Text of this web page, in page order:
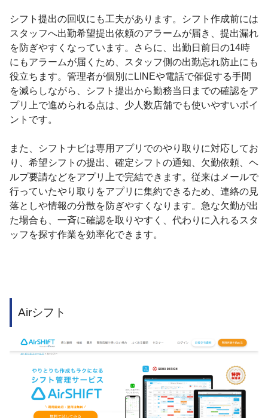
シフト提出の回収にも工夫があります。シフト作成前には
スタッフへ出勤希望提出依頼のアラームが届き、提出漏れ
を防ぎやすくなっています。さらに、出勤日前日の14時
にもアラームが届くため、スタッフ側の出勤忘れ防止にも
役立ちます。管理者が個別にLINEや電話で催促する手間
を減らしながら、シフト提出から勤務当日までの確認をア
プリ上で進められる点は、少人数店舗でも使いやすいポイ
ントです。
また、シフトナビは専用アプリでのやり取りに対応してお
り、希望シフトの提出、確定シフトの通知、欠勤依頼、ヘ
ルプ要請などをアプリ上で完結できます。従来はメールで
行っていたやり取りをアプリに集約できるため、連絡の見
落としや情報の分散を防ぎやすくなります。急な欠勤が出
た場合も、一斉に確認を取りやすく、代わりに入れるスタ
ッフを探す作業を効率化できます。
Airシフト